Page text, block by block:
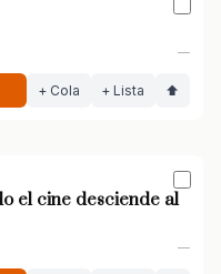
—
+ Cola + Lista ⬆
el cine desciende al
—